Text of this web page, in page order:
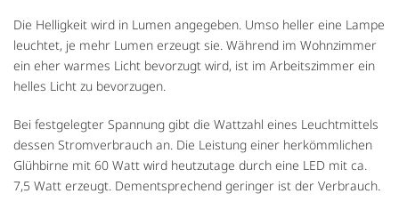
Die Helligkeit wird in Lumen angegeben. Umso heller eine Lampe
leuchtet, je mehr Lumen erzeugt sie. Während im Wohnzimmer
ein eher warmes Licht bevorzugt wird, ist im Arbeitszimmer ein
helles Licht zu bevorzugen.
Bei festgelegter Spannung gibt die Wattzahl eines Leuchtmittels
dessen Stromverbrauch an. Die Leistung einer herkömmlichen
Glühbirne mit 60 Watt wird heutzutage durch eine LED mit ca.
7,5 Watt erzeugt. Dementsprechend geringer ist der Verbrauch.